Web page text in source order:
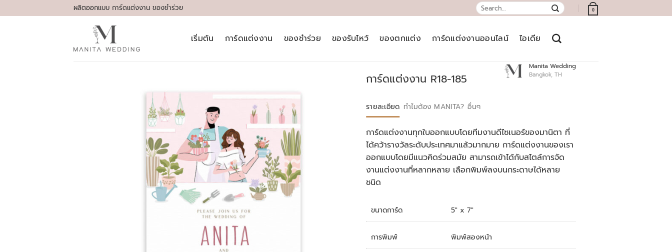
to
ผลิตออกแบบ การ์ดแต่งงาน ของชำร่วย
Search
for:
0
เริ่มต้น การ์ดแต่งงาน ของชำร่วย ของรับไหว้ ของตกแต่ง การ์ดแต่งงานออนไลน์ ไอเดีย
การ์ดแต่งงาน R18-185
Manita Wedding
Bangkok, TH
รายละเอียด ทำไมต้อง MANITA? อื่นๆ
การ์ดแต่งงานทุกใบออกแบบโดยทีมงานดีไซเนอร์ของมานิตา ที่
ได้คว้ารางวัลระดับประเทศมาแล้วมากมาย การ์ดแต่งงานของเรา
ออกแบบโดยมีแนวคิดร่วมสมัย สามารถเข้าได้กับสไตล์การจัด
งานแต่งงานที่หลากหลาย เลือกพิมพ์ลงบนกระดาษได้หลาย
ชนิด
ขนาดการ์ด 5" x 7"
การพิมพ์ พิมพ์สองหน้า